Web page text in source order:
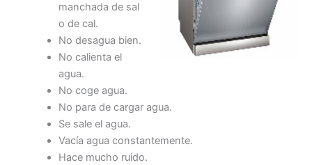
manchada de sal
o de cal.
No desagua bien.
No calienta el
agua.
No coge agua.
No para de cargar agua.
Se sale el agua.
Vacía agua constantemente.
Hace mucho ruido.